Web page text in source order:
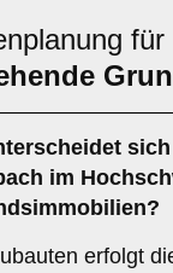
für
im
erfolgt